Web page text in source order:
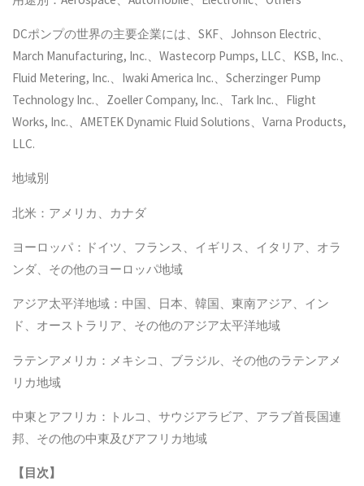
DCポンプの世界の主要企業には、SKF、Johnson Electric、
March Manufacturing, Inc.、Wastecorp Pumps, LLC、KSB, Inc.、
Fluid Metering, Inc.、Iwaki America Inc.、Scherzinger Pump
Technology Inc.、Zoeller Company, Inc.、Tark Inc.、Flight
Works, Inc.、AMETEK Dynamic Fluid Solutions、Varna Products,
LLC.
地域別
北米：アメリカ、カナダ
ヨーロッパ：ドイツ、フランス、イギリス、イタリア、オラ
ンダ、その他のヨーロッパ地域
アジア太平洋地域：中国、日本、韓国、東南アジア、イン
ド、オーストラリア、その他のアジア太平洋地域
ラテンアメリカ：メキシコ、ブラジル、その他のラテンアメ
リカ地域
中東とアフリカ：トルコ、サウジアラビア、アラブ首長国連
邦、その他の中東及びアフリカ地域
【 目次】